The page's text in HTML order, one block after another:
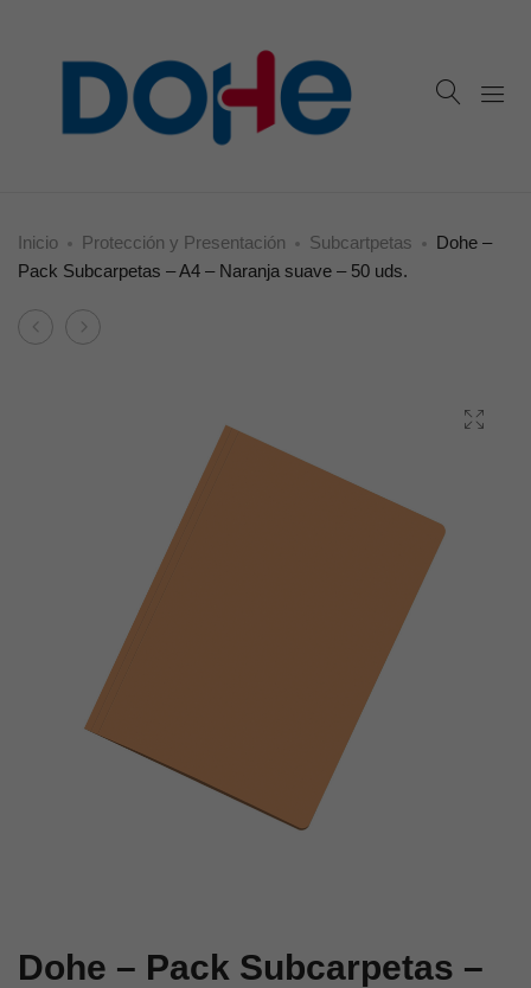
Inicio Protección y Presentación Subcartpetas
Dohe –
Pack Subcarpetas – A4 – Naranja suave – 50 uds.
Product
Dohe
uds.
Dohe
Amarillo
uds.
Dohe – Pack Subcarpetas –